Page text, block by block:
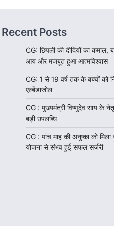
Recent Posts
CG: छिपली की दीदियों का कमाल,
आय और मजबूत हुआ आत्मविश्वास
CG: 1 से 19 वर्ष तक के बच्चों को
एल्बेंडाजोल
CG : मुख्यमंत्री विष्णुदेव साय के
बड़ी उपलब्धि
CG : पांच माह की अनुष्का को मिला
योजना से संभव हुई सफल सर्जरी